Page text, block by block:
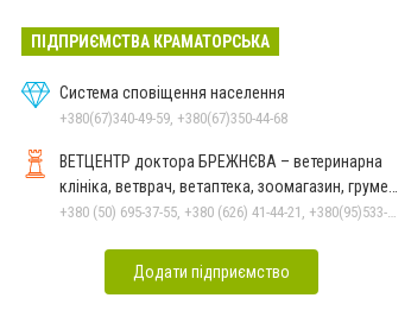
ПІДПРИЄМСТВА КРАМАТОРСЬКА
Система сповіщення населення
+380(67)340-49-59, +380(67)350-44-68
ВЕТЦЕНТР доктора БРЕЖНЄВА – ветеринарна
клініка, ветврач, ветаптека, зоомагазин, грумер,
стрижки.
+380 (50) 695-37-55, +380 (626) 41-44-21, +380(95)533-90-03
Додати підприємство